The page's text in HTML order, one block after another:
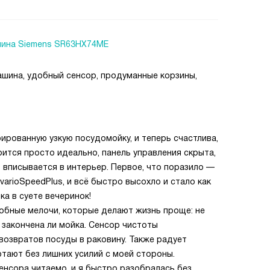
Siemens SR63HX74ME
удобный сенсор, продуманные корзины,
узкую посудомойку, и теперь счастлива,
просто идеально, панель управления скрыта,
вписывается в интерьер. Первое, что поразило —
и всё быстро высохло и стало как
в суете вечеринок!
мелочи, которые делают жизнь проще: не
ли мойка. Сенсор чистоты
посуды в раковину. Также радует
без лишних усилий с моей стороны.